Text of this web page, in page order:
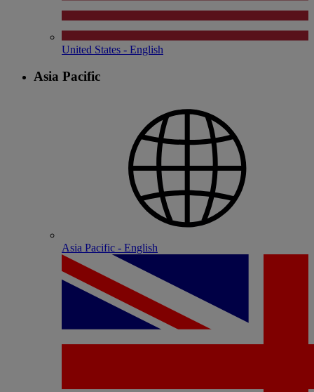
United States - English
Asia Pacific
Asia Pacific - English